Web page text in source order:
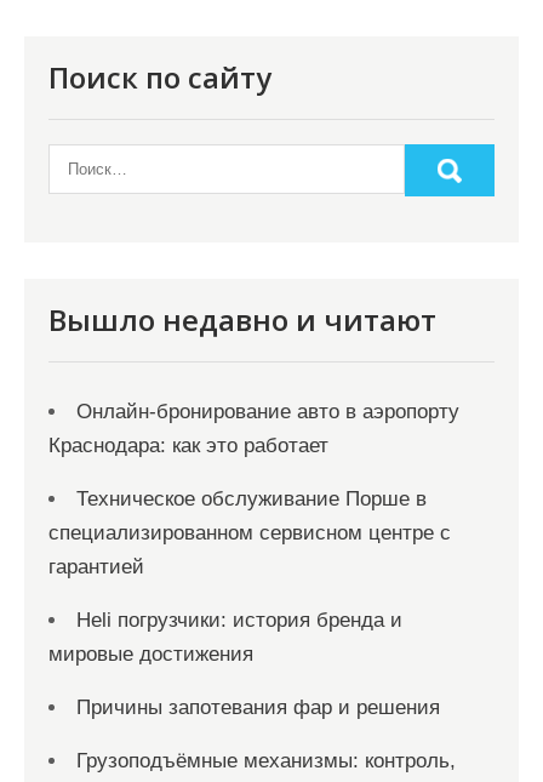
Поиск по сайту
Вышло недавно и читают
Онлайн‑бронирование авто в аэропорту
Краснодара: как это работает
Техническое обслуживание Порше в
специализированном сервисном центре с
гарантией
Heli погрузчики: история бренда и
мировые достижения
Причины запотевания фар и решения
Грузоподъёмные механизмы: контроль,